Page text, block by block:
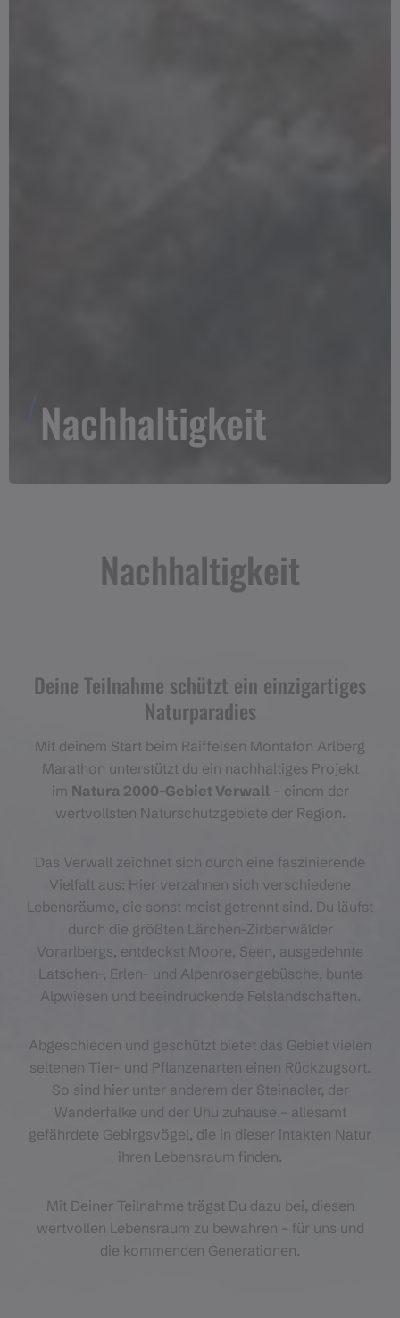
Nachhaltigkeit
Nachhaltigkeit
Deine Teilnahme schützt ein einzigartiges
Naturparadies
Mit deinem Start beim Raiffeisen Montafon Arlberg
Marathon unterstützt du ein nachhaltiges Projekt
im Natura 2000-Gebiet Verwall – einem der
wertvollsten Naturschutzgebiete der Region.
Das Verwall zeichnet sich durch eine faszinierende
Vielfalt aus: Hier verzahnen sich verschiedene
Lebensräume, die sonst meist getrennt sind. Du läufst
durch die größten Lärchen-Zirbenwälder
Vorarlbergs, entdeckst Moore, Seen, ausgedehnte
Latschen-, Erlen- und Alpenrosengebüsche, bunte
Alpwiesen und beeindruckende Felslandschaften.
Abgeschieden und geschützt bietet das Gebiet vielen
seltenen Tier- und Pflanzenarten einen Rückzugsort.
So sind hier unter anderem der Steinadler, der
Wanderfalke und der Uhu zuhause – allesamt
gefährdete Gebirgsvögel, die in dieser intakten Natur
ihren Lebensraum finden.
Mit Deiner Teilnahme trägst Du dazu bei, diesen
wertvollen Lebensraum zu bewahren – für uns und
die kommenden Generationen.